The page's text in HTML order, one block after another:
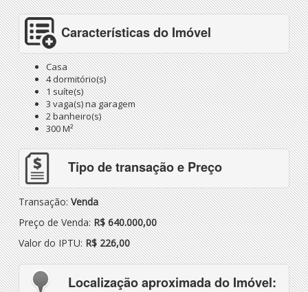
Características do Imóvel
Casa
4 dormitório(s)
1 suíte(s)
3 vaga(s) na garagem
2 banheiro(s)
300 M²
Tipo de transação e Preço
Transação:Venda
Preço de Venda:R$ 640.000,00
Valor do IPTU:R$ 226,00
Localização aproximada do Imóvel: